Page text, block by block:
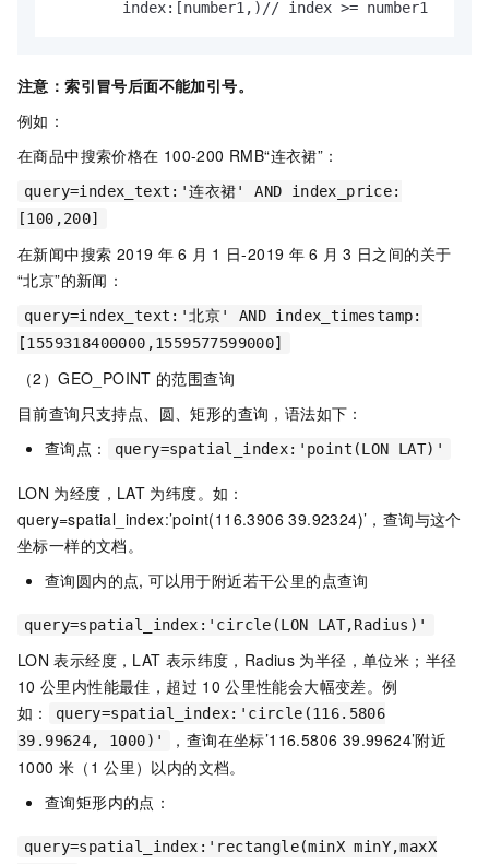
        index:[number1,)// index >= number1
注意：索引冒号后面不能加引号。
例如：
在商品中搜索价格在 100-200 RMB“连衣裙”：
query=index_text:'连衣裙' AND index_price:
[100,200]
在新闻中搜索 2019 年 6 月 1 日-2019 年 6 月 3 日之间的关于
“北京”的新闻：
query=index_text:'北京' AND index_timestamp:
[1559318400000,1559577599000]
（2）GEO_POINT 的范围查询
目前查询只支持点、圆、矩形的查询，语法如下：
查询点：
query=spatial_index:'point(LON LAT)'
LON 为经度，LAT 为纬度。如：
query=spatial_index:’point(116.3906 39.92324)’，查询与这个
坐标一样的文档。
查询圆内的点, 可以用于附近若干公里的点查询
query=spatial_index:'circle(LON LAT,Radius)'
LON 表示经度，LAT 表示纬度，Radius 为半径，单位米；半径
10 公里内性能最佳，超过 10 公里性能会大幅变差。例
如：
query=spatial_index:'circle(116.5806
39.99624, 1000)'
，查询在坐标’116.5806 39.99624’附近
1000 米（1 公里）以内的文档。
查询矩形内的点：
query=spatial_index:'rectangle(minX minY,maxX